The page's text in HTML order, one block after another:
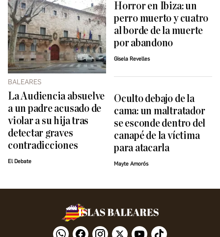
BALEARES
La Audiencia absuelve
a un padre acusado de
violar a su hija tras
detectar graves
contradicciones
El Debate
Horror en Ibiza: un
perro muerto y cuatro
al borde de la muerte
por abandono
Gisela Revelles
Oculto debajo de la
cama: un maltratador
se esconde dentro del
canapé de la víctima
para atacarla
Mayte Amorós